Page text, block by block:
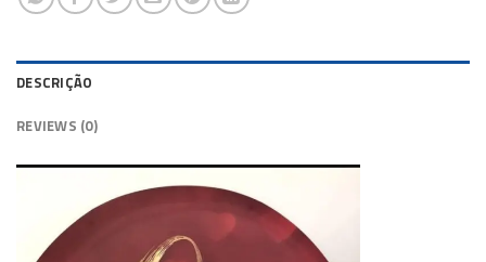
DESCRIÇÃO
REVIEWS (0)